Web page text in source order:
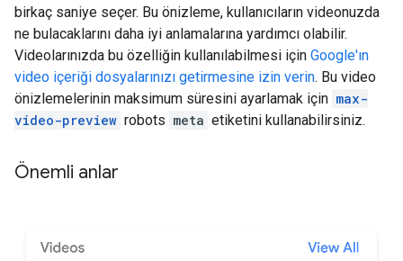
birkaç saniye seçer. Bu önizleme, kullanıcıların videonuzda
ne bulacaklarını daha iyi anlamalarına yardımcı olabilir.
Videolarınızda bu özelliğin kullanılabilmesi için Google'ın
video içeriği dosyalarınızı getirmesine izin verin. Bu video
önizlemelerinin maksimum süresini ayarlamak için max-
video-preview robots meta etiketini kullanabilirsiniz.
Önemli anlar